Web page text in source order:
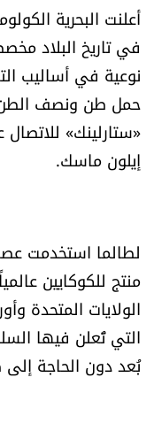
خاص الموقع
كتّابنا
تحت المجهر
آراء
العالم
الصحافة الإسرائيلية
ثقافة وفنون
أعلنت البحرية
في تاريخ البلاد
نوعية في أساليب
حمل طن ونصف الطن
«ستارلينك» للاتصال
إيلون ماسك.
لطالما استخدمت
منتج للكوكايين
الولايات المتحدة
التي تُعلن فيها
بُعد دون الحاجة